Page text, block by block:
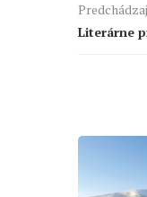
Literárne